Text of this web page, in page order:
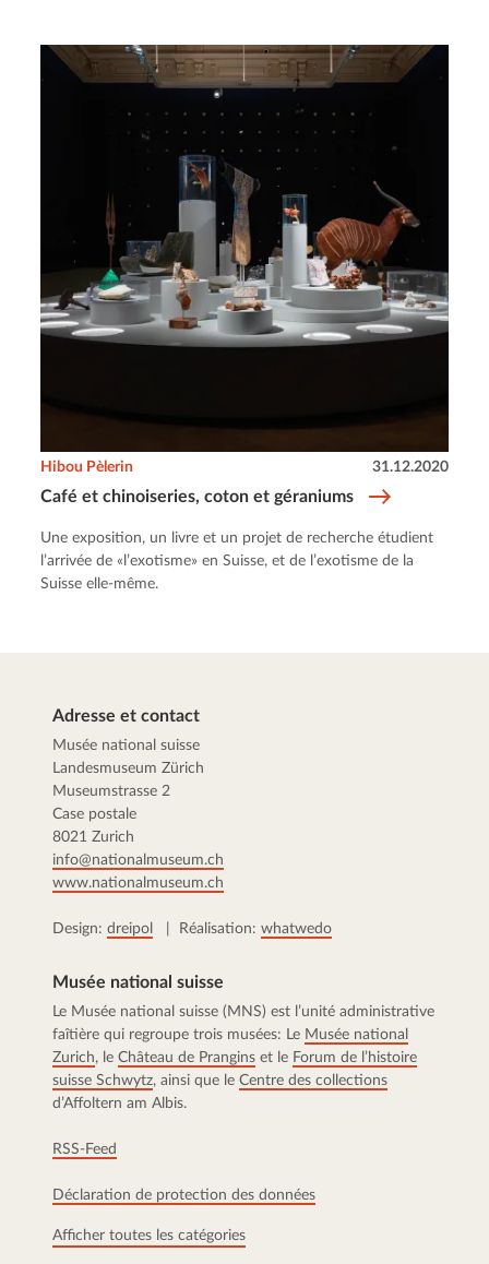
Café et chinoiseries, coton et géraniums
Hibou Pèlerin 31.12.2020
Une exposition, un livre et un projet de recherche étudient
l’arrivée de «l’exotisme» en Suisse, et de l’exotisme de la
Suisse elle-même.
Adresse et contact
Musée national suisse
Landesmuseum Zürich
Museumstrasse 2
Case postale
8021 Zurich
info@nationalmuseum.ch
www.nationalmuseum.ch
Design: dreipol | Réalisation: whatwedo
Musée national suisse
Le Musée national suisse (MNS) est l’unité administrative
faîtière qui regroupe trois musées: Le Musée national
Zurich, le Château de Prangins et le Forum de l’histoire
suisse Schwytz, ainsi que le Centre des collections
d’Affoltern am Albis.
RSS-Feed
Déclaration de protection des données
Afficher toutes les catégories